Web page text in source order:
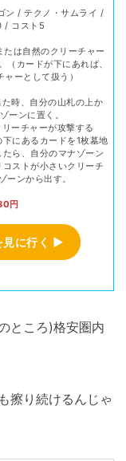
ン / テクノ・サムライ /
/ コスト5
は自然のクリーチャー
（カードが下にあれば、
ーとして扱う）
時、自分の山札の上か
ーンに置く。
ーチャーが攻撃する
にあるカードを1枚墓地
ら、自分のマナゾーン
ストが小さいクリーチ
ーンから出す。
円
見に行く ▶
ところ)格安圏内
擦り続けるんじゃ